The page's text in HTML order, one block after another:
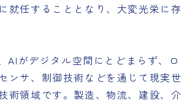
就任することとなり、大変光栄に存
AIがデジタル空間にとどまらず、ロ
ンサ、制御技術などを通じて現実世
術領域です。製造、物流、建設、介